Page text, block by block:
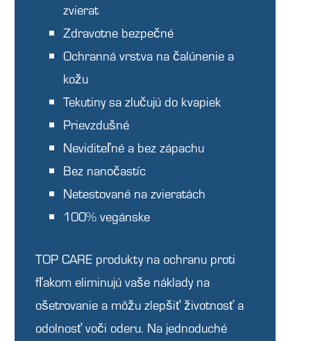
zvierat
Zdravotne bezpečné
Ochranná vrstva na čalúnenie a
kožu
Tekutiny sa zlučujú do kvapiek
Prievzdušné
Neviditeľné a bez zápachu
Bez nanočastíc
Netestované na zvieratách
100% vegánske
TOP CARE produkty na ochranu proti
fľakom eliminujú vaše náklady na
ošetrovanie a môžu zlepšiť životnosť a
odolnosť voči oderu. Na jednoduché